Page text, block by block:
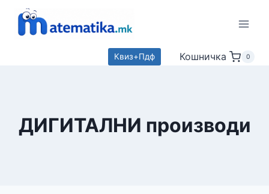
content
Квиз+Пдф Кошничка 0
ДИГИТАЛНИ производи